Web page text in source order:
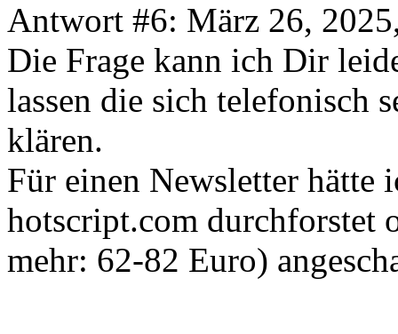
Antwort #6: März 26,
Die Frage kann ich Dir
lassen die sich telefonisch
klären.
Für einen Newsletter hätte
hotscript.com durchforstet
mehr: 62-82 Euro)